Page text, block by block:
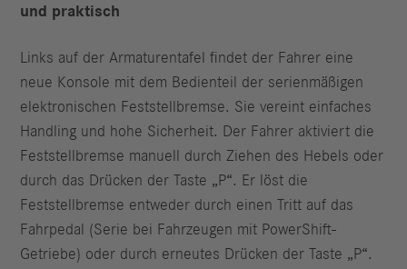
und praktisch
Links auf der Armaturentafel findet der Fahrer eine
neue Konsole mit dem Bedienteil der serienmäßigen
elektronischen Feststellbremse. Sie vereint einfaches
Handling und hohe Sicherheit. Der Fahrer aktiviert die
Feststellbremse manuell durch Ziehen des Hebels oder
durch das Drücken der Taste „P“. Er löst die
Feststellbremse entweder durch einen Tritt auf das
Fahrpedal (Serie bei Fahrzeugen mit PowerShift-
Getriebe) oder durch erneutes Drücken der Taste „P“.